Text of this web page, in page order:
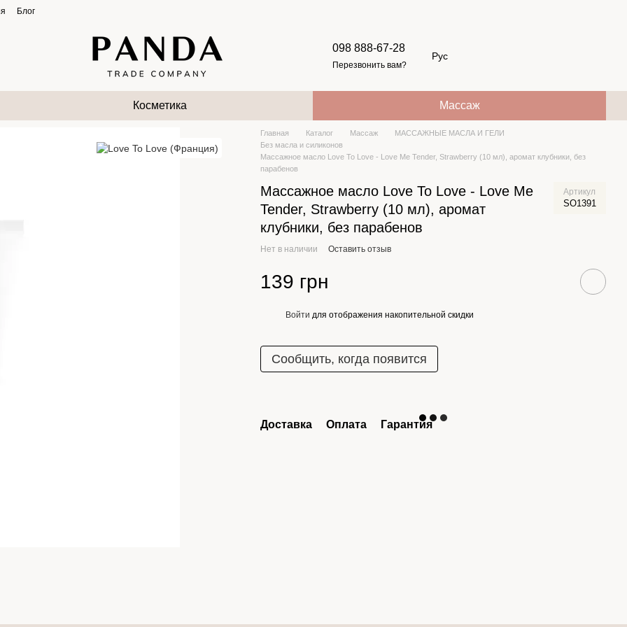
Блог
098 888-67-28
Перезвонить вам?
Рус
Косметика Массаж
Главная Каталог Массаж
МАССАЖНЫЕ МАСЛА И ГЕЛИ
Без масла и силиконов
Массажное масло Love To Love - Love Me Tender, Strawberry (10 мл), аромат клубники, без
парабенов
Массажное масло Love To Love - Love Me
Tender, Strawberry (10 мл), аромат
клубники, без парабенов
Артикул
SO1391
Нет в наличии Оставить отзыв
139 грн
Войти для отображения накопительной скидки
Сообщить, когда появится
Доставка Оплата Гарантия